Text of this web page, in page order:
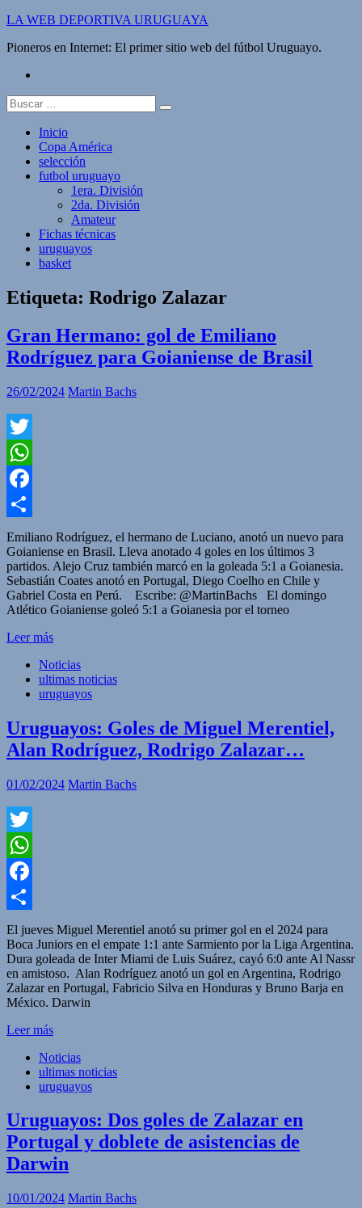
Saltar
contenido
LA WEB DEPORTIVA URUGUAYA
Pioneros en Internet: El primer sitio web del fútbol Uruguayo.
Buscar:
Inicio
Copa América
selección
futbol uruguayo
1era. División
2da. División
Amateur
Fichas técnicas
uruguayos
basket
Etiqueta: Rodrigo Zalazar
Gran Hermano: gol de Emiliano
Rodríguez para Goianiense de Brasil
26/02/2024 Martin Bachs
Twitter
WhatsApp
Facebook
Compartir
Emiliano Rodríguez, el hermano de Luciano, anotó un nuevo para
Goianiense en Brasil. Lleva anotado 4 goles en los últimos 3
partidos. Alejo Cruz también marcó en la goleada 5:1 a Goianesia.
Sebastián Coates anotó en Portugal, Diego Coelho en Chile y
Gabriel Costa en Perú. Escribe: @MartinBachs El domingo
Atlético Goianiense goleó 5:1 a Goianesia por el torneo
Leer más
Noticias
ultimas noticias
uruguayos
Uruguayos: Goles de Miguel Merentiel,
Alan Rodríguez, Rodrigo Zalazar…
01/02/2024 Martin Bachs
Twitter
WhatsApp
Facebook
Compartir
El jueves Miguel Merentiel anotó su primer gol en el 2024 para
Boca Juniors en el empate 1:1 ante Sarmiento por la Liga Argentina.
Dura goleada de Inter Miami de Luis Suárez, cayó 6:0 ante Al Nassr
en amistoso. Alan Rodríguez anotó un gol en Argentina, Rodrigo
Zalazar en Portugal, Fabricio Silva en Honduras y Bruno Barja en
México. Darwin
Leer más
Noticias
ultimas noticias
uruguayos
Uruguayos: Dos goles de Zalazar en
Portugal y doblete de asistencias de
Darwin
10/01/2024 Martin Bachs